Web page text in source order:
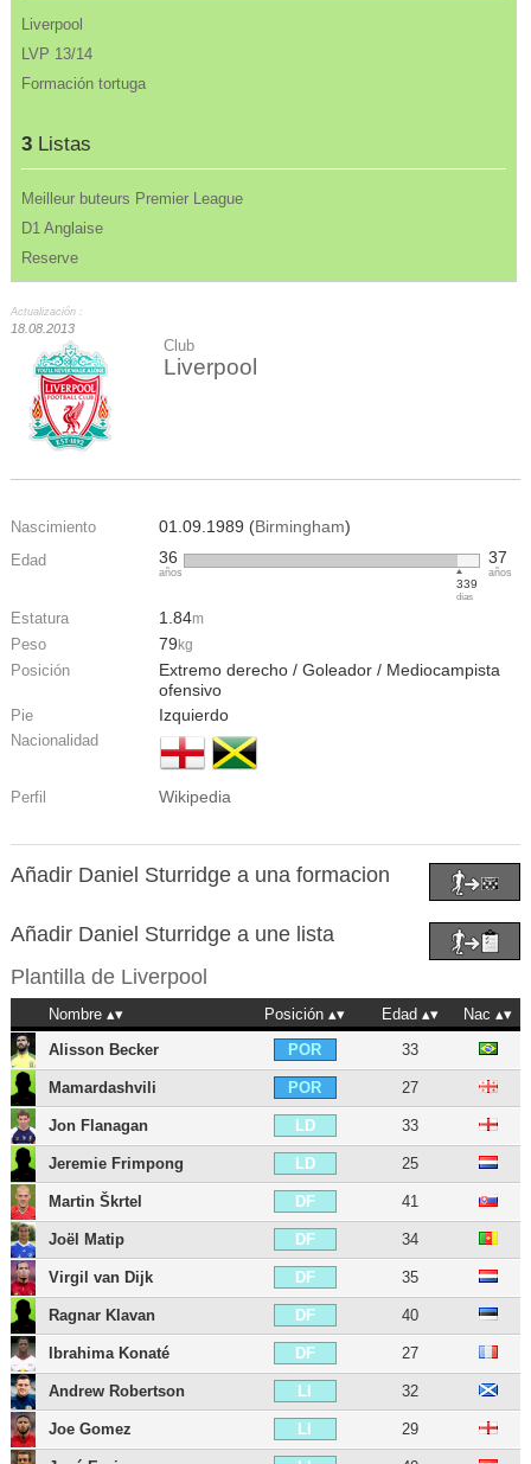
Liverpool
LVP 13/14
Formación tortuga
3 Listas
Meilleur buteurs Premier League
D1 Anglaise
Reserve
Actualización :
18.08.2013
Club
Liverpool
Nascimiento 01.09.1989 (Birmingham)
Edad 36
años
339
días
37
años
Estatura 1.84m
Peso 79 kg
Posición
Extremo derecho / Goleador / Mediocampista
ofensivo
Pie Izquierdo
Nacionalidad
Perfil Wikipedia
Añadir Daniel Sturridge a una formacion
Añadir Daniel Sturridge a une lista
Plantilla de Liverpool
Nombre Posición Edad
Nac
Alisson Becker
POR 33
Mamardashvili POR 27
Jon Flanagan LD 33
Jeremie Frimpong LD 25
Martin Škrtel DF 41
Joël Matip DF 34
Virgil van Dijk DF 35
Ragnar Klavan DF 40
Ibrahima Konaté DF 27
Andrew Robertson LI 32
Joe Gomez LI 29